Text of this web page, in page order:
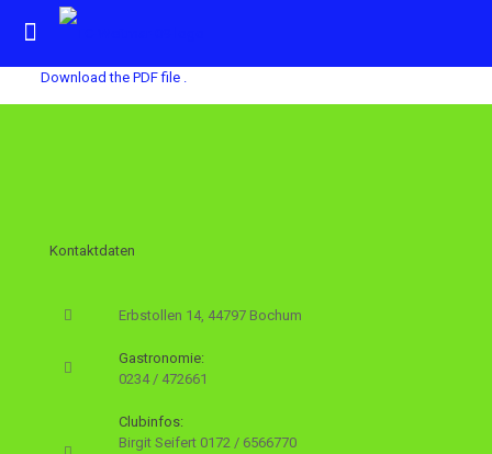
Download the PDF file .
Kontaktdaten
Erbstollen 14, 44797 Bochum
Gastronomie:
0234 / 472661
Clubinfos:
Birgit Seifert 0172 / 6566770